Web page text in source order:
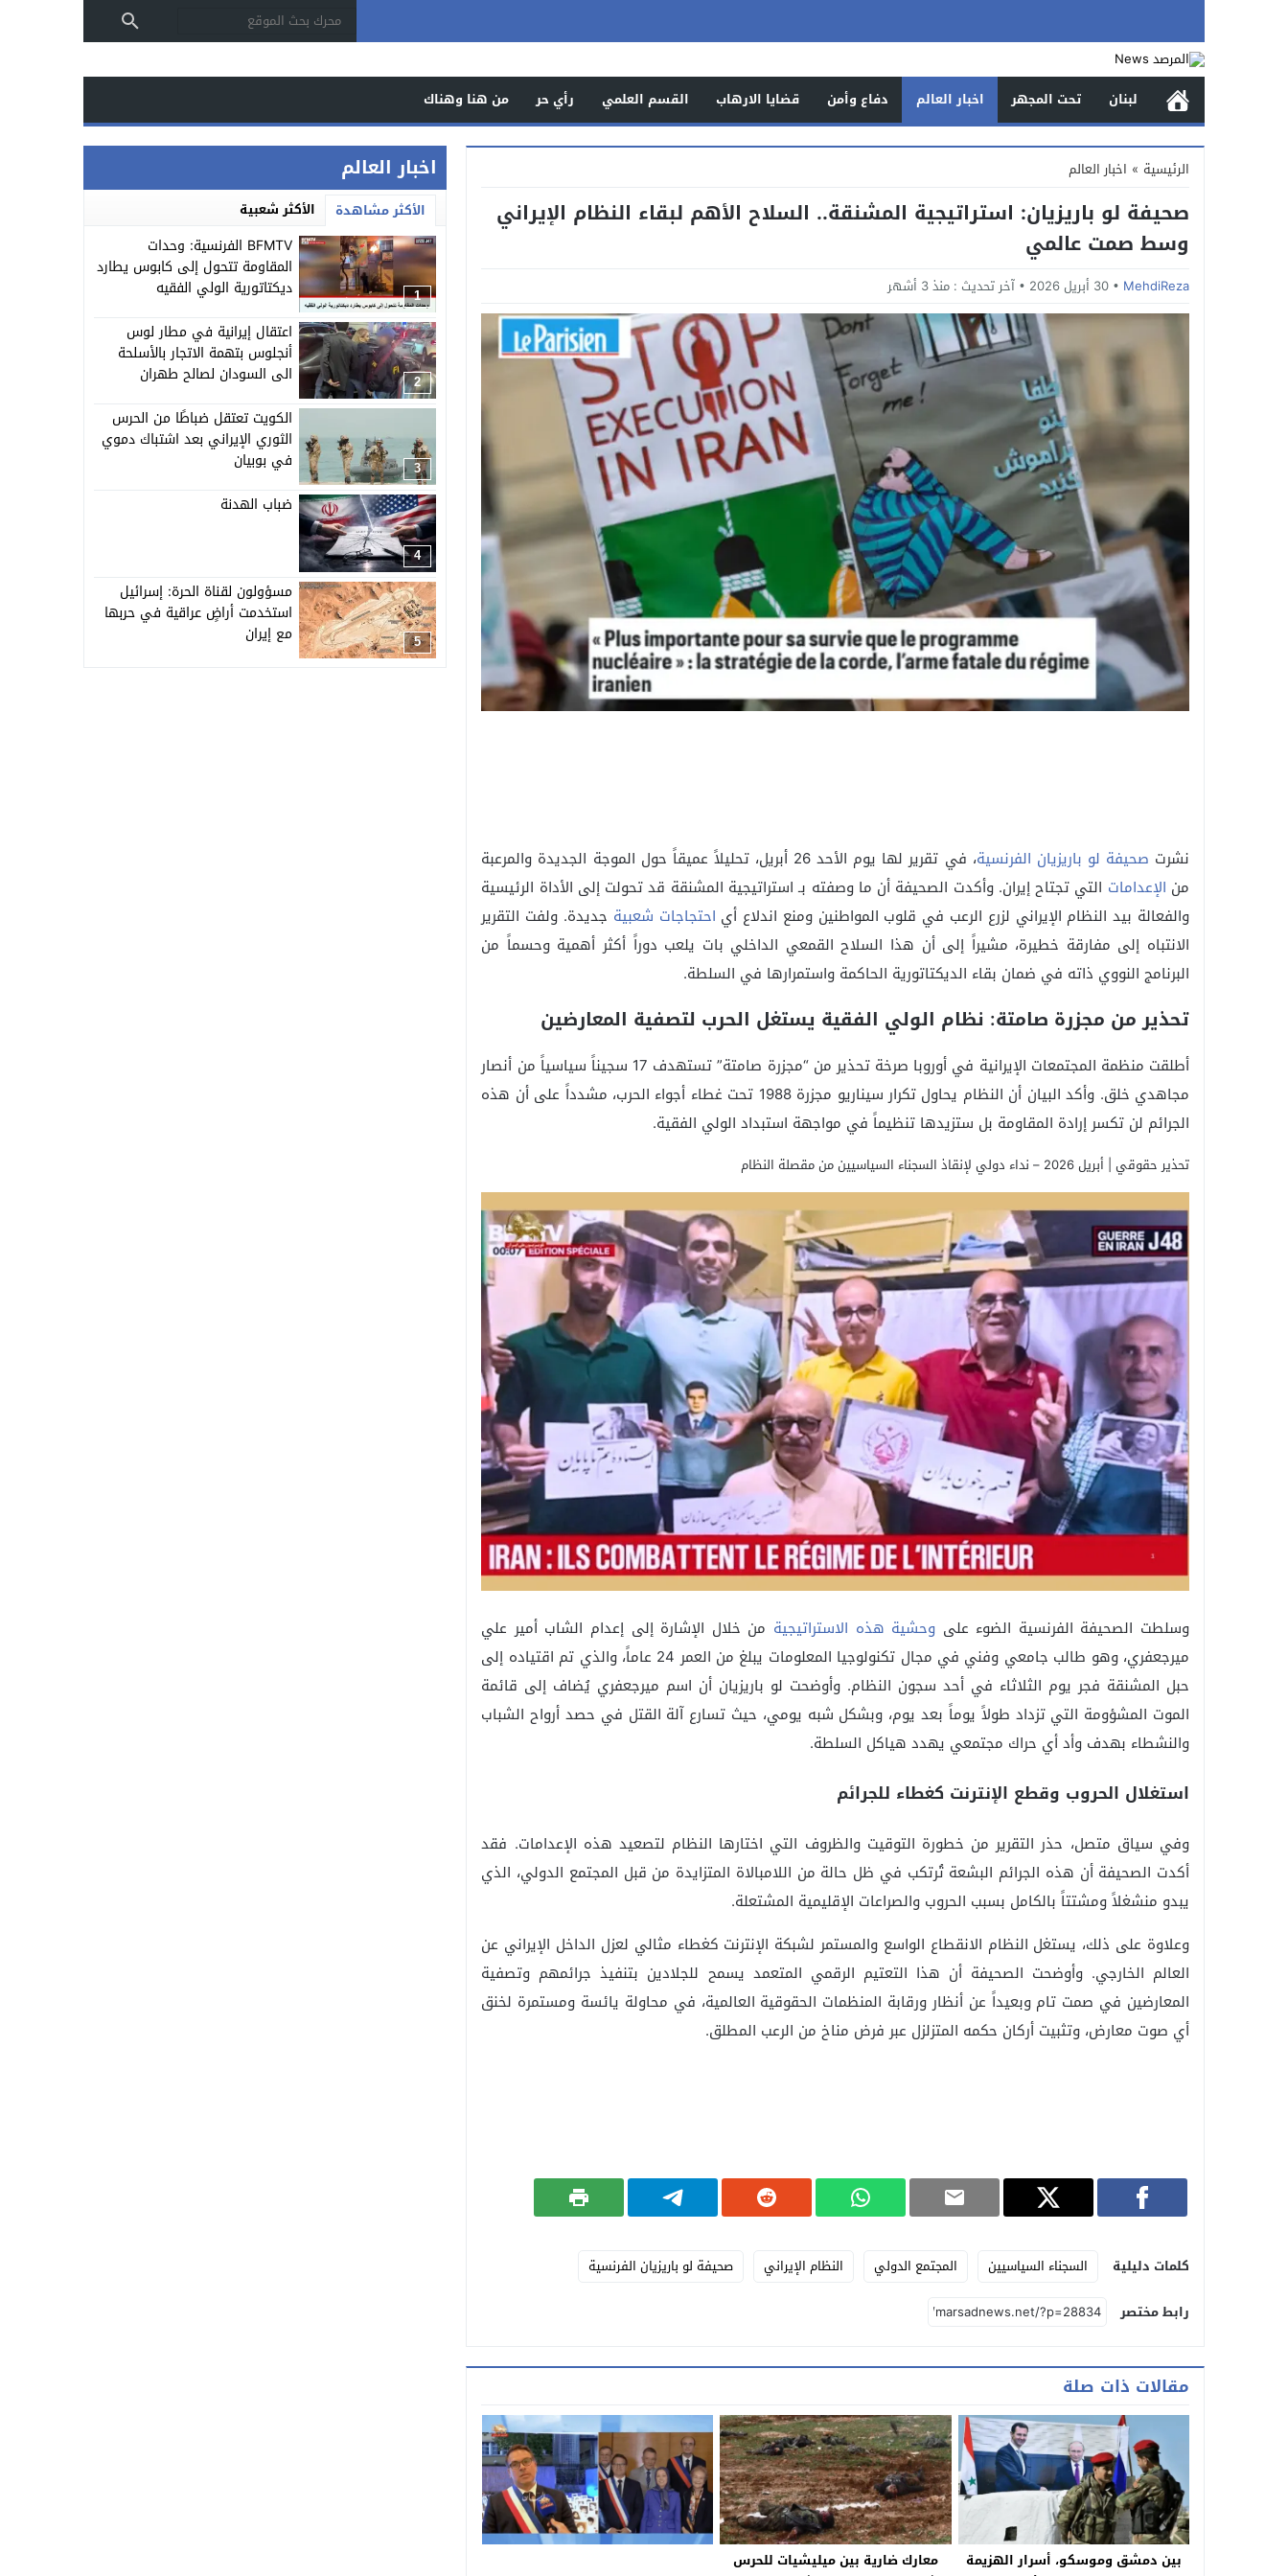
لبنان تحت المجهر اخبار العالم دفاع وأمن قضايا الارهاب القسم العلمي رأي حر من هنا وهناك
الرئيسية » اخبار العالم
صحيفة لو باريزيان: استراتيجية المشنقة.. السلاح الأهم لبقاء النظام الإيراني
وسط صمت عالمي
MehdiReza 30 أبريل 2026 آخر تحديث : منذ 3 أشهر
نشرت صحيفة لو باريزيان الفرنسية
، في تقرير لها يوم الأحد 26 أبريل، تحليلاً عميقاً حول الموجة الجديدة والمرعبة
من الإعدامات التي تجتاح إيران. وأكدت الصحيفة أن ما وصفته بـ استراتيجية المشنقة قد تحولت إلى الأداة الرئيسية
والفعالة بيد النظام الإيراني لزرع الرعب في قلوب المواطنين ومنع اندلاع أي احتجاجات شعبية جديدة. ولفت التقرير
الانتباه إلى مفارقة خطيرة، مشيراً إلى أن هذا السلاح القمعي الداخلي بات يلعب دوراً أكثر أهمية وحسماً من
البرنامج النووي ذاته في ضمان بقاء الديكتاتورية الحاكمة واستمرارها في السلطة.
تحذير من مجزرة صامتة: نظام الولي الفقیة يستغل الحرب لتصفية المعارضين
أطلقت منظمة المجتمعات الإيرانية في أوروبا صرخة تحذير من “مجزرة صامتة” تستهدف 17 سجيناً سياسياً من أنصار
مجاهدي خلق. وأكد البيان أن النظام يحاول تكرار سيناريو مجزرة 1988 تحت غطاء أجواء الحرب، مشدداً على أن هذه
الجرائم لن تكسر إرادة المقاومة بل ستزيدها تنظيماً في مواجهة استبداد الولي الفقیة.
تحذير حقوقي | أبريل 2026 – نداء دولي لإنقاذ السجناء السياسيين من مقصلة النظام
وسلطت الصحيفة الفرنسية الضوء على وحشية هذه الاستراتيجية من خلال الإشارة إلى إعدام الشاب أمير علي
ميرجعفري، وهو طالب جامعي وفني في مجال تكنولوجيا المعلومات يبلغ من العمر 24 عاماً، والذي تم اقتياده إلى
حبل المشنقة فجر يوم الثلاثاء في أحد سجون النظام. وأوضحت لو باريزيان أن اسم ميرجعفري يُضاف إلى قائمة
الموت المشؤومة التي تزداد طولاً يوماً بعد يوم، وبشكل شبه يومي، حيث تسارع آلة القتل في حصد أرواح الشباب
والنشطاء بهدف وأد أي حراك مجتمعي يهدد هياكل السلطة.
استغلال الحروب وقطع الإنترنت كغطاء للجرائم
وفي سياق متصل، حذر التقرير من خطورة التوقيت والظروف التي اختارها النظام لتصعيد هذه الإعدامات. فقد
أكدت الصحيفة أن هذه الجرائم البشعة تُرتكب في ظل حالة من اللامبالاة المتزايدة من قبل المجتمع الدولي، الذي
يبدو منشغلاً ومشتتاً بالكامل بسبب الحروب والصراعات الإقليمية المشتعلة.
وعلاوة على ذلك، يستغل النظام الانقطاع الواسع والمستمر لشبكة الإنترنت كغطاء مثالي لعزل الداخل الإيراني عن
العالم الخارجي. وأوضحت الصحيفة أن هذا التعتيم الرقمي المتعمد يسمح للجلادين بتنفيذ جرائمهم وتصفية
المعارضين في صمت تام وبعيداً عن أنظار ورقابة المنظمات الحقوقية العالمية، في محاولة يائسة ومستمرة لخنق
أي صوت معارض، وتثبيت أركان حكمه المتزلزل عبر فرض مناخ من الرعب المطلق.
كلمات دليلية السجناء السياسيين المجتمع الدولي النظام الإيراني
صحيفة لو باريزيان الفرنسية
رابط مختصر
مقالات ذات صلة
بين دمشق وموسكو، أسرار الهزيمة
معارك ضارية بين ميليشيات للحرس
اخبار العالم
الأكثر مشاهدة الأكثر شعبية
1
BFMTV الفرنسية: وحدات
المقاومة تتحول إلى كابوس يطارد
ديكتاتورية الولي الفقيه
2
اعتقال إيرانية في مطار لوس
أنجلوس بتهمة الاتجار بالأسلحة
الى السودان لصالح طهران
3
الكويت تعتقل ضباطًا من الحرس
الثوري الإيراني بعد اشتباك دموي
في بوبيان
4
ضباب الهدنة
5
مسؤولون لقناة الحرة: إسرائيل
استخدمت أراضٍ عراقية في حربها
مع إيران